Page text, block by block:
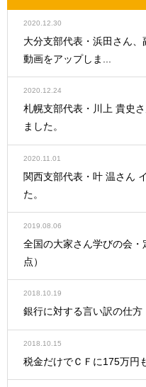
2020.12.30
大分支部代表・浜田さん
動画をアップしま...
2020.12.24
札幌支部代表・川上 貴史
ました。
2020.11.01
関西支部代表・叶 温さん
た。
2019.08.06
全国の大家さん学びの会
点）
2018.10.19
銀行に対する言い訳の仕方
2018.10.15
税金だけでＣＦに175万円